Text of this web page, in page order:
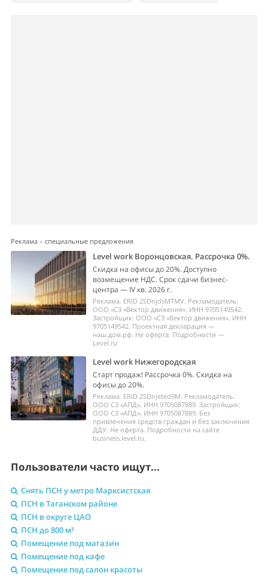
Реклама – специальные предложения
Level work Воронцовская. Рассрочка 0%.
Скидка на офисы до 20%. Доступно
возмещение НДС. Срок сдачи бизнес-
центра — IV кв. 2026 г.
Реклама. ERID 2SDnjdsMTMV. Рекламодатель:
ООО «СЗ «Вектор движения», ИНН 9705149542.
Застройщик: ООО «СЗ «Вектор движения», ИНН
9705149542. Проектная декларация —
наш.дом.рф. Не оферта. Подробности —
Level.ru
Level work Нижегородская
Старт продаж! Рассрочка 0%. Скидка на
офисы до 20%.
Реклама. ERID 2SDnjeted9M. Рекламодатель:
ООО СЗ «АПД», ИНН 9705087889. Застройщик:
ООО СЗ «АПД», ИНН 9705087889. Без
привлечения средств граждан и без заключения
ДДУ. Не оферта. Подробности на сайте
business.level.ru.
Пользователи часто ищут...
Снять ПСН у метро Марксистская
ПСН в Таганском районе
ПСН в округе ЦАО
ПСН до 800 м²
Помещение под магазин
Помещение под кафе
Помещение под салон красоты